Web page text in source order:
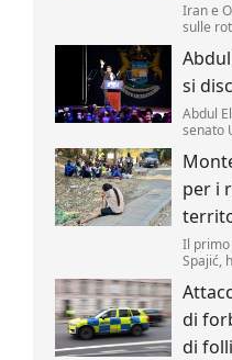
Iran e
sulle
sono
nello
si
Abdul
senato
per i
Il
Spajić,
di
di